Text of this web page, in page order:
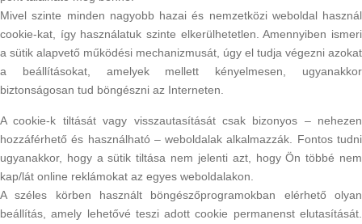
Mivel szinte minden nagyobb hazai és nemzetközi weboldal használ
cookie-kat, így használatuk szinte elkerülhetetlen. Amennyiben ismeri
a sütik alapvető működési mechanizmusát, úgy el tudja végezni azokat
a beállításokat, amelyek mellett kényelmesen, ugyanakkor
biztonságosan tud böngészni az Interneten.
A cookie-k tiltását vagy visszautasítását csak bizonyos – nehezen
hozzáférhető és használható – weboldalak alkalmazzák. Fontos tudni
ugyanakkor, hogy a sütik tiltása nem jelenti azt, hogy Ön többé nem
kap/lát online reklámokat az egyes weboldalakon.
A széles körben használt böngészőprogramokban elérhető olyan
beállítás, amely lehetővé teszi adott cookie permanenst elutasítását.